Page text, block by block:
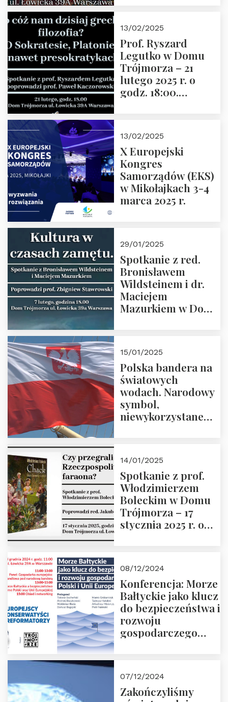
13/02/2025
Prof. Ryszard
Legutko w Domu
Trójmorza – 21
lutego 2025 r. o
godz. 18:00.
Zapraszamy
13/02/2025
X Europejski
Kongres
Samorządów (EKS)
w Mikołajkach 3-4
marca 2025 r.
29/01/2025
Spotkanie z red.
Bronisławem
Wildsteinem i dr.
Maciejem
Mazurkiem w Domu
Prowadzi prof.
Zbigniew
Stawrowski
15/01/2025
Polska bandera na
światowych
wodach. Narodowy
symbol,
niewykorzystane
14/01/2025
Spotkanie z prof.
Włodzimierzem
Boleckim w Domu
Trójmorza – 17
stycznia 2025 r. o
08/12/2024
Konferencja: Morze
Bałtyckie jako klucz
do bezpieczeństwa i
rozwoju
gospodarczego
ZAPRASZAMY
07/12/2024
Zakończyliśmy